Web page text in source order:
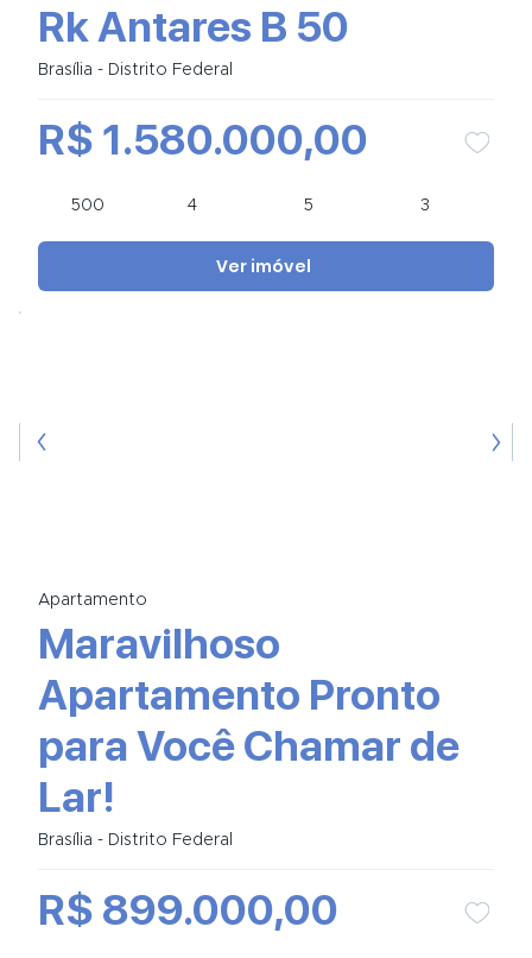
Rk Antares B 50
Brasília - Distrito Federal
500 4 5 3
R$ 1.580.000,00
Ver imóvel
Apartamento
Maravilhoso
Apartamento Pronto
para Você Chamar de
Lar!
Brasília - Distrito Federal
R$ 899.000,00